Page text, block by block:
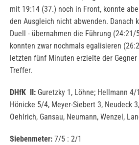
mit 19:14 (37.) noch in Front, konnte
den Ausgleich nicht abwenden. Danach
Duell - übernahmen die Führung (24:21/
konnten zwar nochmals egalisieren
letzten fünf Minuten erzielte der
Treffer.
DHfK II: Guretzky 1, Löhne; Hellmann 4/
Hönicke 5/4, Meyer-Siebert 3, Neudeck
Oehlrich, Gansau, Neumann, Wenzel,
Siebenmeter: 7/5 : 2/1